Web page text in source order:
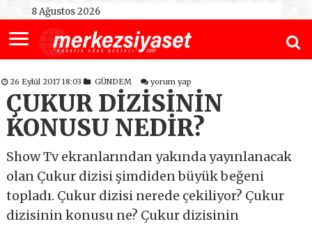
8 Ağustos 2026
26 Eylül 2017 18:03 GÜNDEM yorum yap
ÇUKUR DİZİSİNİN
KONUSU NEDİR?
Show Tv ekranlarından yakında yayınlanacak
olan Çukur dizisi şimdiden büyük beğeni
topladı. Çukur dizisi nerede çekiliyor? Çukur
dizisinin konusu ne? Çukur dizisinin